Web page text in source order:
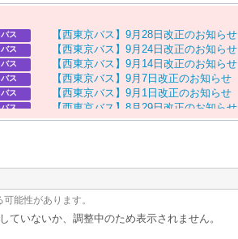
バス 【西東京バス 】 9月 28 日 改正のお知 らせ
バス 【西東京バス 】 9月 24 日 改正のお知 らせ
バス 【西東京バス 】 9月 14 日 改正のお知 らせ
バス 【西東京バス 】 9月 7 日 改正のお知 らせ
バス 【西東京バス 】 9月 1 日 改正のお知 らせ
バス 【西東京バス 】 8 月 29日改正のお知 らせ
バス 【京王バス】お盆ダイヤのお知らせ
能性があります。
ていないか、調整中のため表示されません。